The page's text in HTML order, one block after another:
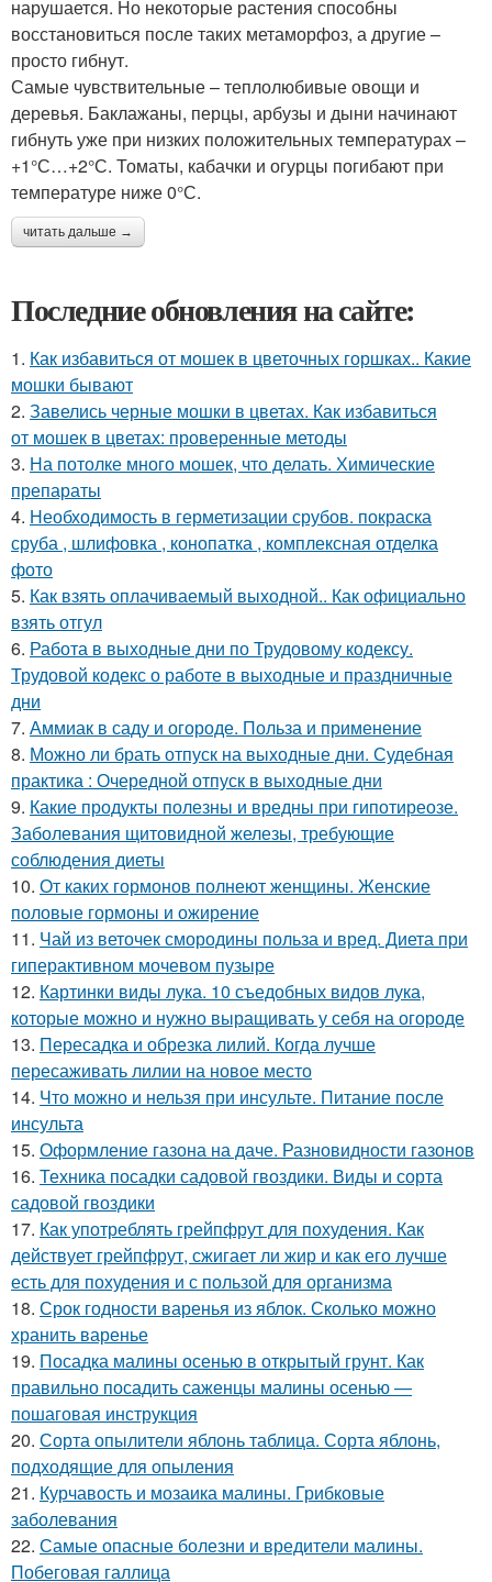
нарушается. Но некоторые растения способны
восстановиться после таких метаморфоз, а другие –
просто гибнут.
Самые чувствительные – теплолюбивые овощи и
деревья. Баклажаны, перцы, арбузы и дыни начинают
гибнуть уже при низких положительных температурах –
+1°С…+2°С. Томаты, кабачки и огурцы погибают при
температуре ниже 0°С.
читать дальше →
Последние обновления на сайте:
1. Как избавиться от мошек в цветочных горшках.. Какие
мошки бывают
2. Завелись черные мошки в цветах. Как избавиться
от мошек в цветах: проверенные методы
3. На потолке много мошек, что делать. Химические
препараты
4. Необходимость в герметизации срубов. покраска
сруба , шлифовка , конопатка , комплексная отделка
фото
5. Как взять оплачиваемый выходной.. Как официально
взять отгул
6. Работа в выходные дни по Трудовому кодексу.
Трудовой кодекс о работе в выходные и праздничные
дни
7. Аммиак в саду и огороде. Польза и применение
8. Можно ли брать отпуск на выходные дни. Судебная
практика : Очередной отпуск в выходные дни
9. Какие продукты полезны и вредны при гипотиреозе.
Заболевания щитовидной железы, требующие
соблюдения диеты
10. От каких гормонов полнеют женщины. Женские
половые гормоны и ожирение
11. Чай из веточек смородины польза и вред. Диета при
гиперактивном мочевом пузыре
12. Картинки виды лука. 10 съедобных видов лука,
которые можно и нужно выращивать у себя на огороде
13. Пересадка и обрезка лилий. Когда лучше
пересаживать лилии на новое место
14. Что можно и нельзя при инсульте. Питание после
инсульта
15. Оформление газона на даче. Разновидности газонов
16. Техника посадки садовой гвоздики. Виды и сорта
садовой гвоздики
17. Как употреблять грейпфрут для похудения. Как
действует грейпфрут, сжигает ли жир и как его лучше
есть для похудения и с пользой для организма
18. Срок годности варенья из яблок. Сколько можно
хранить варенье
19. Посадка малины осенью в открытый грунт. Как
правильно посадить саженцы малины осенью —
пошаговая инструкция
20. Сорта опылители яблонь таблица. Сорта яблонь,
подходящие для опыления
21. Курчавость и мозаика малины. Грибковые
заболевания
22. Самые опасные болезни и вредители малины.
Побеговая галлица